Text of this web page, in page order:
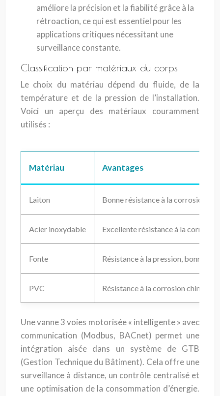
améliore la précision et la fiabilité grâce à la
rétroaction, ce qui est essentiel pour les
applications critiques nécessitant une
surveillance constante.
Classification par matériaux du corps
Le choix du matériau dépend du fluide, de la
température et de la pression de l’installation.
Voici un aperçu des matériaux couramment
utilisés :
Matériau Avantages
Laiton Bonne résistance à la corrosion,
Acier inoxydable Excellente résistance à la
Fonte Résistance à la pression, bonne
PVC Résistance à la corrosion
Une vanne 3 voies motorisée « intelligente » avec
communication (Modbus, BACnet) permet une
intégration aisée dans un système de GTB
(Gestion Technique du Bâtiment). Cela offre une
surveillance à distance, un contrôle centralisé et
une optimisation de la consommation d’énergie.